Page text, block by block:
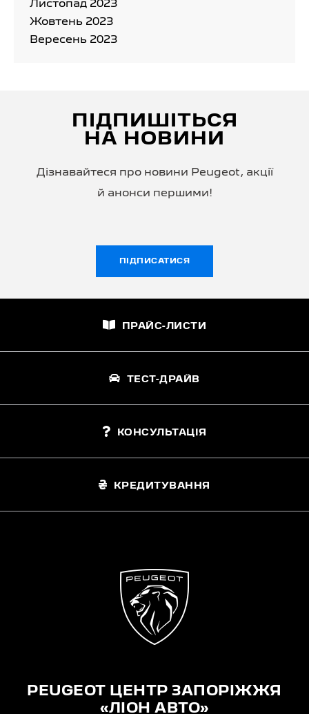
Листопад 2023
Жовтень 2023
Вересень 2023
ПІДПИШІТЬСЯ
НА НОВИНИ
Дізнавайтеся про новини Peugeot, акції
й анонси першими!
ПІДПИСАТИСЯ
ПРАЙС-ЛИСТИ
ТЕСТ-ДРАЙВ
КОНСУЛЬТАЦІЯ
КРЕДИТУВАННЯ
PEUGEOT ЦЕНТР ЗАПОРІЖЖЯ
«ЛІОН АВТО»